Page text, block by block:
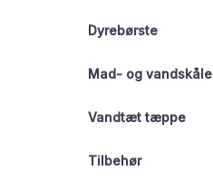
Dyrebørste
Mad- og vandskåle
Vandtæt tæppe
Tilbehør